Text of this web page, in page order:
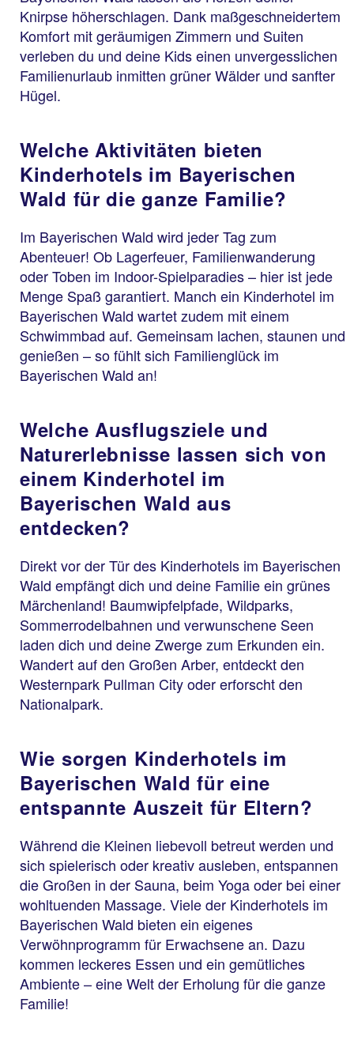
Knirpse höherschlagen. Dank maßgeschneidertem
Komfort mit geräumigen Zimmern und Suiten
verleben du und deine Kids einen unvergesslichen
Familienurlaub inmitten grüner Wälder und sanfter
Hügel.
Welche Aktivitäten bieten
Kinderhotels im Bayerischen
Wald für die ganze Familie?
Im Bayerischen Wald wird jeder Tag zum
Abenteuer! Ob Lagerfeuer, Familienwanderung
oder Toben im Indoor-Spielparadies – hier ist jede
Menge Spaß garantiert. Manch ein Kinderhotel im
Bayerischen Wald wartet zudem mit einem
Schwimmbad auf. Gemeinsam lachen, staunen und
genießen – so fühlt sich Familienglück im
Bayerischen Wald an!
Welche Ausflugsziele und
Naturerlebnisse lassen sich von
einem Kinderhotel im
Bayerischen Wald aus
entdecken?
Direkt vor der Tür des Kinderhotels im Bayerischen
Wald empfängt dich und deine Familie ein grünes
Märchenland! Baumwipfelpfade, Wildparks,
Sommerrodelbahnen und verwunschene Seen
laden dich und deine Zwerge zum Erkunden ein.
Wandert auf den Großen Arber, entdeckt den
Westernpark Pullman City oder erforscht den
Nationalpark.
Wie sorgen Kinderhotels im
Bayerischen Wald für eine
entspannte Auszeit für Eltern?
Während die Kleinen liebevoll betreut werden und
sich spielerisch oder kreativ ausleben, entspannen
die Großen in der Sauna, beim Yoga oder bei einer
wohltuenden Massage. Viele der Kinderhotels im
Bayerischen Wald bieten ein eigenes
Verwöhnprogramm für Erwachsene an. Dazu
kommen leckeres Essen und ein gemütliches
Ambiente – eine Welt der Erholung für die ganze
Familie!